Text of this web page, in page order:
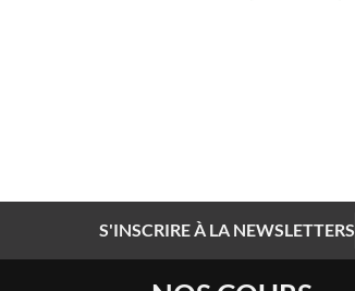
S'INSCRIRE À LA NEWSLETTERS